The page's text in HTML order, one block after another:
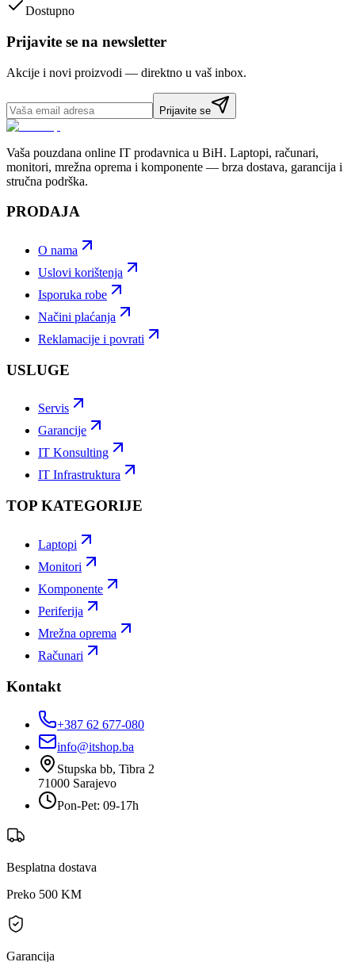
Dostupno
Prijavite se na newsletter
Akcije i novi proizvodi — direktno u vaš inbox.
Prijavite se
Vaša pouzdana online IT prodavnica u BiH. Laptopi, računari,
monitori, mrežna oprema i komponente — brza dostava, garancija i
stručna podrška.
PRODAJA
O nama
Uslovi korištenja
Isporuka robe
Načini plaćanja
Reklamacije i povrati
USLUGE
Servis
Garancije
IT Konsulting
IT Infrastruktura
TOP KATEGORIJE
Laptopi
Monitori
Komponente
Periferija
Mrežna oprema
Računari
Kontakt
+387 62 677-080
info@itshop.ba
Stupska bb, Tibra 2
71000 Sarajevo
Pon-Pet: 09-17h
Besplatna dostava
Preko 500 KM
Garancija